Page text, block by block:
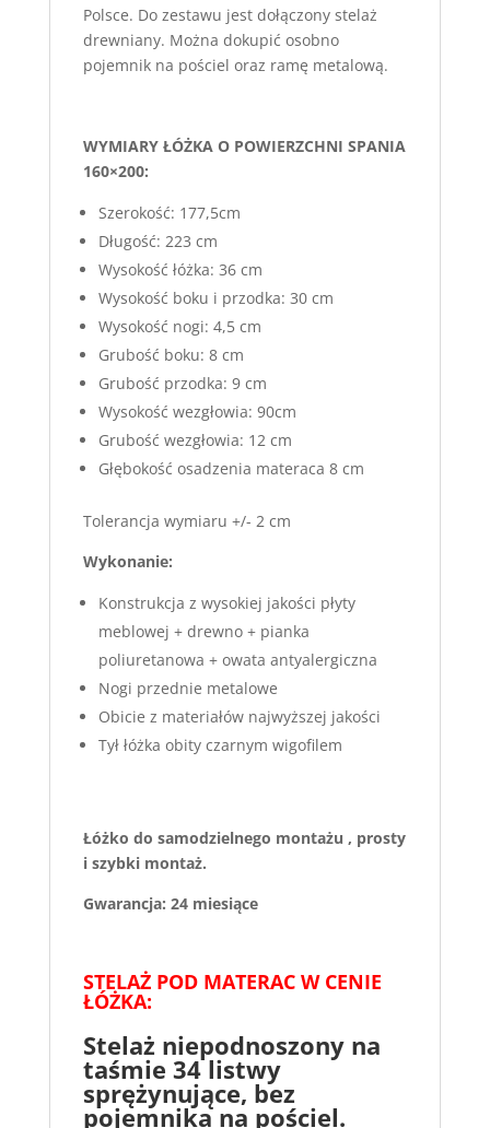
Polsce. Do zestawu jest dołączony stelaż
drewniany. Można dokupić osobno
pojemnik na pościel oraz ramę metalową.
WYMIARY ŁÓŻKA O POWIERZCHNI SPANIA
160×200:
Szerokość: 177,5cm
Długość: 223 cm
Wysokość łóżka: 36 cm
Wysokość boku i przodka: 30 cm
Wysokość nogi: 4,5 cm
Grubość boku: 8 cm
Grubość przodka: 9 cm
Wysokość wezgłowia: 90cm
Grubość wezgłowia: 12 cm
Głębokość osadzenia materaca 8 cm
Tolerancja wymiaru +/- 2 cm
Wykonanie:
Konstrukcja z wysokiej jakości płyty
meblowej + drewno + pianka
poliuretanowa + owata antyalergiczna
Nogi przednie metalowe
Obicie z materiałów najwyższej jakości
Tył łóżka obity czarnym wigofilem
Łóżko do samodzielnego montażu , prosty
i szybki montaż.
Gwarancja: 24 miesiące
STELAŻ POD MATERAC W CENIE
ŁÓŻKA:
Stelaż niepodnoszony na
taśmie 34 listwy
sprężynujące, bez
pojemnika na pościel.